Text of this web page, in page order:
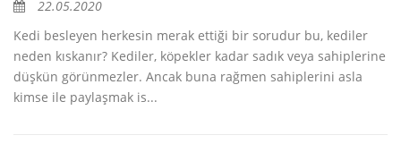
22.05.2020
Kedi besleyen herkesin merak ettiği bir sorudur bu, kediler
neden kıskanır? Kediler, köpekler kadar sadık veya sahiplerine
düşkün görünmezler. Ancak buna rağmen sahiplerini asla
kimse ile paylaşmak is...